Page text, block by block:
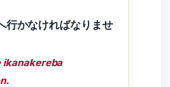
行かなければなりませ
ikanakereba